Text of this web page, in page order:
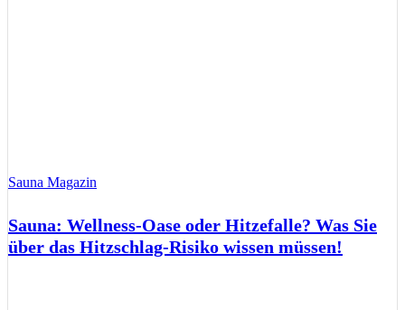
Sauna Magazin
Sauna: Wellness-Oase oder Hitzefalle? Was Sie
über das Hitzschlag-Risiko wissen müssen!